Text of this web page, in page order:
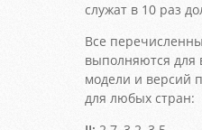
служат в 10 раз
Все
выполняются для
модели и версий
для любых стран: